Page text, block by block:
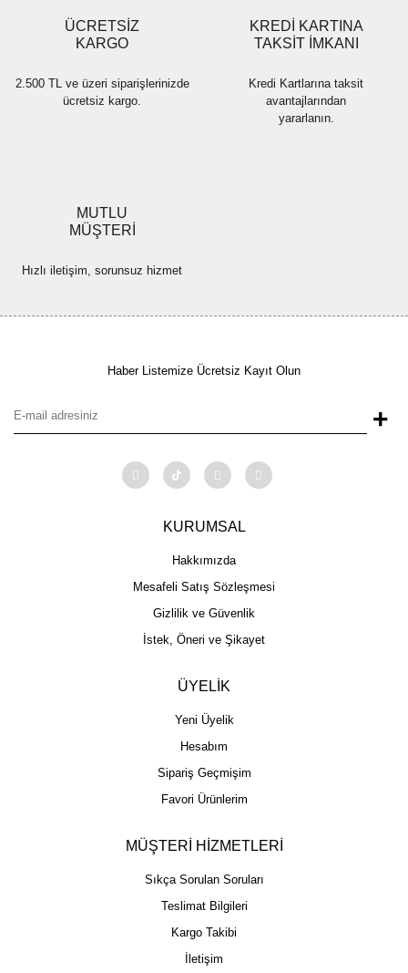
ÜCRETSİZ
KARGO
2.500 TL ve üzeri siparişlerinizde
ücretsiz kargo.
KREDİ KARTINA
TAKSİT İMKANI
Kredi Kartlarına taksit
avantajlarından
yararlanın.
MUTLU
MÜŞTERİ
Hızlı iletişim, sorunsuz hizmet
Haber Listemize Ücretsiz Kayıt Olun
+
KURUMSAL
Hakkımızda
Mesafeli Satış Sözleşmesi
Gizlilik ve Güvenlik
İstek, Öneri ve Şikayet
ÜYELİK
Yeni Üyelik
Hesabım
Sipariş Geçmişim
Favori Ürünlerim
MÜŞTERİ HİZMETLERİ
Sıkça Sorulan Soruları
Teslimat Bilgileri
Kargo Takibi
İletişim